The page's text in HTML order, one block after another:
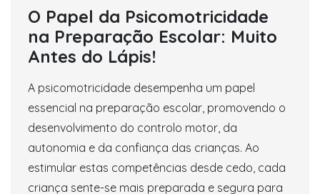
O Papel da Psicomotricidade
na Preparação Escolar: Muito
Antes do Lápis!
A psicomotricidade desempenha um papel
essencial na preparação escolar, promovendo o
desenvolvimento do controlo motor, da
autonomia e da confiança das crianças. Ao
estimular estas competências desde cedo, cada
criança sente-se mais preparada e segura para